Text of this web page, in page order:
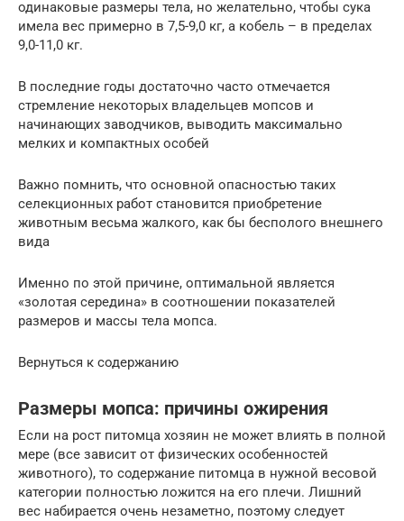
одинаковые размеры тела, но желательно, чтобы сука
имела вес примерно в 7,5-9,0 кг, а кобель – в пределах
9,0-11,0 кг.
В последние годы достаточно часто отмечается
стремление некоторых владельцев мопсов и
начинающих заводчиков, выводить максимально
мелких и компактных особей
Важно помнить, что основной опасностью таких
селекционных работ становится приобретение
животным весьма жалкого, как бы бесполого внешнего
вида
Именно по этой причине, оптимальной является
«золотая середина» в соотношении показателей
размеров и массы тела мопса.
Вернуться к содержанию
Размеры мопса: причины ожирения
Если на рост питомца хозяин не может влиять в полной
мере (все зависит от физических особенностей
животного), то содержание питомца в нужной весовой
категории полностью ложится на его плечи. Лишний
вес набирается очень незаметно, поэтому следует